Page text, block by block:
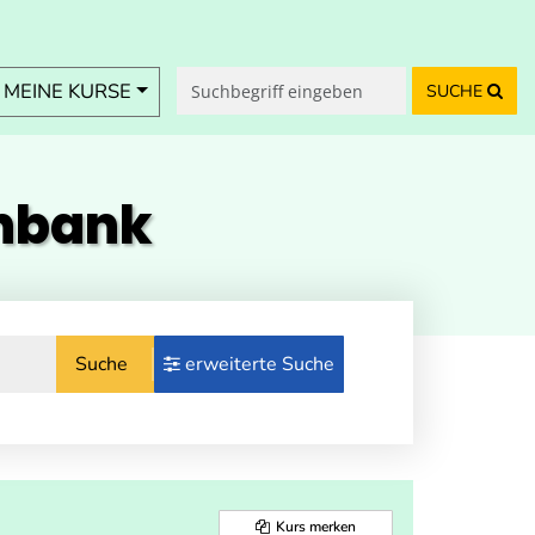
KURSE SUCHE
Suche erweiterte Suche
Kurs merken